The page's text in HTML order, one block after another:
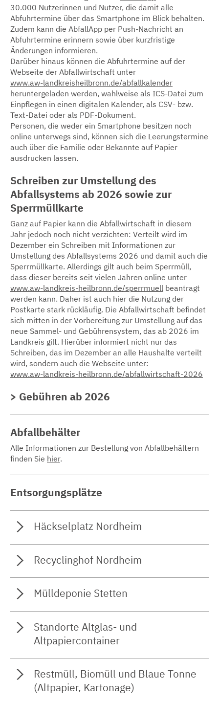
30.000 Nutzerinnen und Nutzer, die damit alle
Abfuhrtermine über das Smartphone im Blick behalten.
Zudem kann die AbfallApp per Push-Nachricht an
Abfuhrtermine erinnern sowie über kurzfristige
Änderungen informieren.
Darüber hinaus können die Abfuhrtermine auf der
Webseite der Abfallwirtschaft unter
www.aw-landkreisheilbronn.de/abfallkalender
heruntergeladen werden, wahlweise als ICS-Datei zum
Einpflegen in einen digitalen Kalender, als CSV- bzw.
Text-Datei oder als PDF-Dokument.
Personen, die weder ein Smartphone besitzen noch
online unterwegs sind, können sich die Leerungstermine
auch über die Familie oder Bekannte auf Papier
ausdrucken lassen.
Schreiben zur Umstellung des
Abfallsystems ab 2026 sowie zur
Sperrmüllkarte
Ganz auf Papier kann die Abfallwirtschaft in diesem
Jahr jedoch noch nicht verzichten: Verteilt wird im
Dezember ein Schreiben mit Informationen zur
Umstellung des Abfallsystems 2026 und damit auch die
Sperrmüllkarte. Allerdings gilt auch beim Sperrmüll,
dass dieser bereits seit vielen Jahren online unter
www.aw-landkreis-heilbronn.de/sperrmuell beantragt
werden kann. Daher ist auch hier die Nutzung der
Postkarte stark rückläufig. Die Abfallwirtschaft befindet
sich mitten in der Vorbereitung zur Umstellung auf das
neue Sammel- und Gebührensystem, das ab 2026 im
Landkreis gilt. Hierüber informiert nicht nur das
Schreiben, das im Dezember an alle Haushalte verteilt
wird, sondern auch die Webseite unter:
www.aw-landkreis-heilbronn.de/abfallwirtschaft-2026
Gebühren ab 2026
Abfallbehälter
Alle Informationen zur Bestellung von Abfallbehältern
finden Sie hier.
Entsorgungsplätze
Häckselplatz Nordheim
Recyclinghof Nordheim
Mülldeponie Stetten
Standorte Altglas- und
Altpapiercontainer
Restmüll, Biomüll und Blaue Tonne
(Altpapier, Kartonage)